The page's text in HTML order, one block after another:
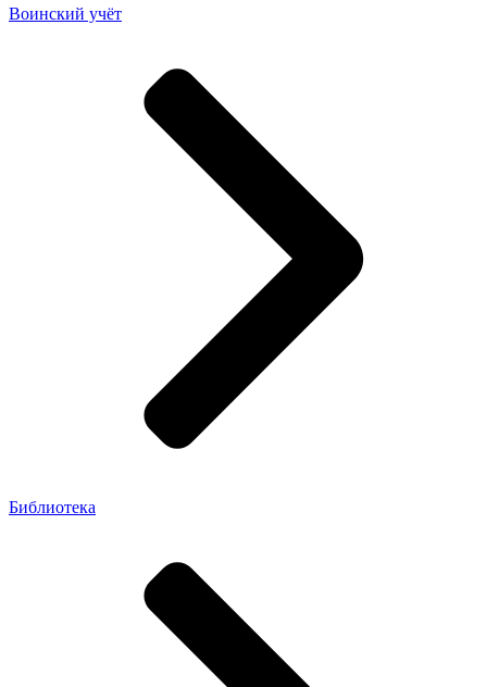
Воинский учёт
Библиотека